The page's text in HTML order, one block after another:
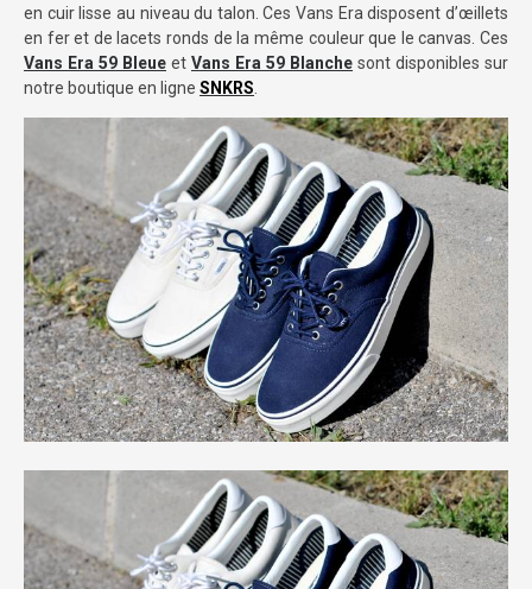
en cuir lisse au niveau du talon. Ces Vans Era disposent d’œillets
en fer et de lacets ronds de la même couleur que le canvas. Ces
Vans Era 59 Bleue et Vans Era 59 Blanche sont disponibles sur
notre boutique en ligne SNKRS